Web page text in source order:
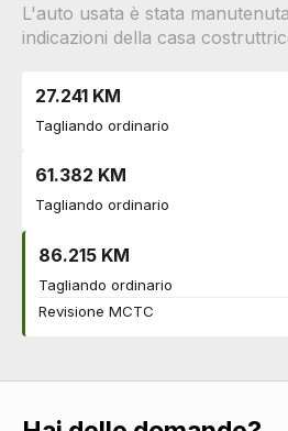
Pacchetti
Pacchetto
Airbag frontali
Airbag passeggero
Airbag a tendina
Servosterzo
Indicatore pressione pneumatici
Sicurezza
Cinture di sicurezza
L'auto usata è stata
indicazioni della casa
27.241 KM
Tagliando ordinario
61.382 KM
Tagliando ordinario
86.215 KM
Tagliando ordinario
Revisione MCTC